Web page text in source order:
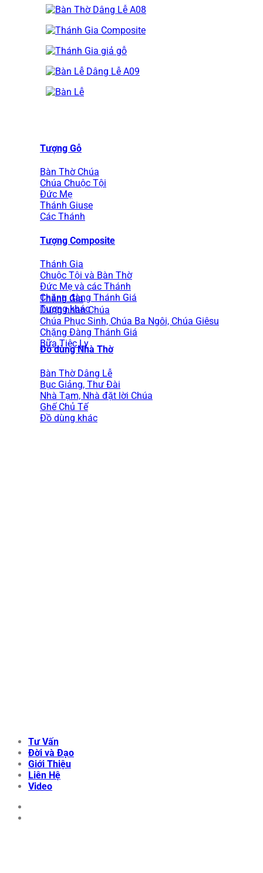
Tượng Gỗ
Bàn Thờ Chúa
Chúa Chuộc Tội
Đức Mẹ
Thánh Giuse
Các Thánh
Tượng Composite
Thánh Gia
Chuộc Tội và Bàn Thờ
Đức Mẹ và các Thánh
Chặng đàng Thánh Giá
Tượng khác
Thánh Gia
Dung nhan Chúa
Chúa Phục Sinh, Chúa Ba Ngôi, Chúa Giêsu
Chặng Đàng Thánh Giá
Bữa Tiệc Ly
Đồ dùng Nhà Thờ
Bàn Thờ Dâng Lễ
Bục Giảng, Thư Đài
Nhà Tạm, Nhà đặt lời Chúa
Ghế Chủ Tế
Đồ dùng khác
Tư Vấn
Đời và Đạo
Giới Thiệu
Liên Hệ
Video